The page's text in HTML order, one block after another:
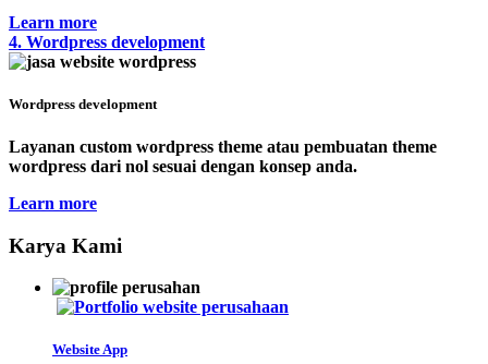
Learn more
4. Wordpress development
Wordpress development
Layanan custom wordpress theme atau pembuatan theme
wordpress dari nol sesuai dengan konsep anda.
Learn more
Karya Kami
Website App